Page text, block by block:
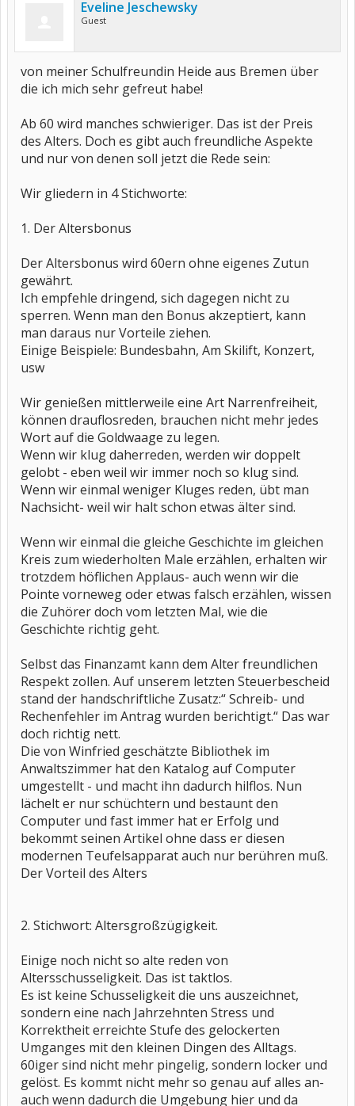
Eveline Jeschewsky
Guest
von meiner Schulfreundin Heide aus Bremen über
die ich mich sehr gefreut habe!
Ab 60 wird manches schwieriger. Das ist der Preis
des Alters. Doch es gibt auch freundliche Aspekte
und nur von denen soll jetzt die Rede sein:
Wir gliedern in 4 Stichworte:
1. Der Altersbonus
Der Altersbonus wird 60ern ohne eigenes Zutun
gewährt.
Ich empfehle dringend, sich dagegen nicht zu
sperren. Wenn man den Bonus akzeptiert, kann
man daraus nur Vorteile ziehen.
Einige Beispiele: Bundesbahn, Am Skilift, Konzert,
usw
Wir genießen mittlerweile eine Art Narrenfreiheit,
können drauflosreden, brauchen nicht mehr jedes
Wort auf die Goldwaage zu legen.
Wenn wir klug daherreden, werden wir doppelt
gelobt - eben weil wir immer noch so klug sind.
Wenn wir einmal weniger Kluges reden, übt man
Nachsicht- weil wir halt schon etwas älter sind.
Wenn wir einmal die gleiche Geschichte im gleichen
Kreis zum wiederholten Male erzählen, erhalten wir
trotzdem höflichen Applaus- auch wenn wir die
Pointe vorneweg oder etwas falsch erzählen, wissen
die Zuhörer doch vom letzten Mal, wie die
Geschichte richtig geht.
Selbst das Finanzamt kann dem Alter freundlichen
Respekt zollen. Auf unserem letzten Steuerbescheid
stand der handschriftliche Zusatz:“ Schreib- und
Rechenfehler im Antrag wurden berichtigt.“ Das war
doch richtig nett.
Die von Winfried geschätzte Bibliothek im
Anwaltszimmer hat den Katalog auf Computer
umgestellt - und macht ihn dadurch hilflos. Nun
lächelt er nur schüchtern und bestaunt den
Computer und fast immer hat er Erfolg und
bekommt seinen Artikel ohne dass er diesen
modernen Teufelsapparat auch nur berühren muß.
Der Vorteil des Alters
2. Stichwort: Altersgroßzügigkeit.
Einige noch nicht so alte reden von
Altersschusseligkeit. Das ist taktlos.
Es ist keine Schusseligkeit die uns auszeichnet,
sondern eine nach Jahrzehnten Stress und
Korrektheit erreichte Stufe des gelockerten
Umganges mit den kleinen Dingen des Alltags.
60iger sind nicht mehr pingelig, sondern locker und
gelöst. Es kommt nicht mehr so genau auf alles an-
auch wenn dadurch die Umgebung hier und da